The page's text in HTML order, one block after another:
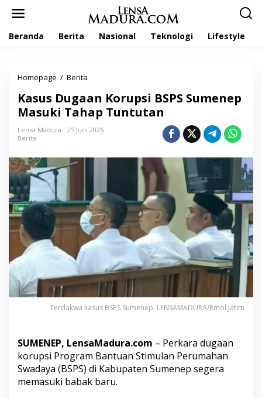
Beranda Berita Nasional Teknologi Lifestyle
Homepage / Berita
s
u
s
D
o
r
u
p
s
S
P
S
S
e
e
p
M
Kasus Dugaan Korupsi BSPS Sumenep
Masuki Tahap Tuntutan
Lensa Madura
25 Juni 2026
Berita
Terdakwa kasus BSPS Sumenep. LENSAMADURA/Rmol Jatim
SUMENEP, LensaMadura.com – Perkara dugaan
korupsi Program Bantuan Stimulan Perumahan
Swadaya (BSPS) di Kabupaten Sumenep segera
memasuki babak baru.